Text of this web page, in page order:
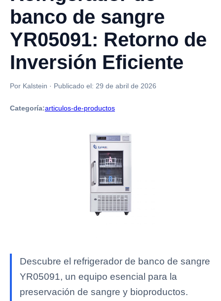
banco de sangre
YR05091: Retorno de
Inversión Eficiente
Por Kalstein · Publicado el: 29 de abril de 2026
Categoría:articulos-de-productos
Descubre el refrigerador de banco de sangre
YR05091, un equipo esencial para la
preservación de sangre y bioproductos.